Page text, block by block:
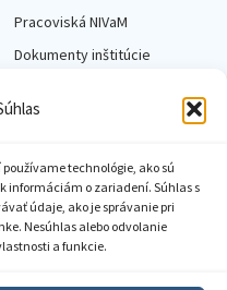
technológie, ako sú
informáciám o zariadení. Súhlas s
údaje, ako je správanie pri
Nesúhlas alebo odvolanie
a funkcie.
Pracoviská NIVaM
Dokumenty inštitúcie
súkromia